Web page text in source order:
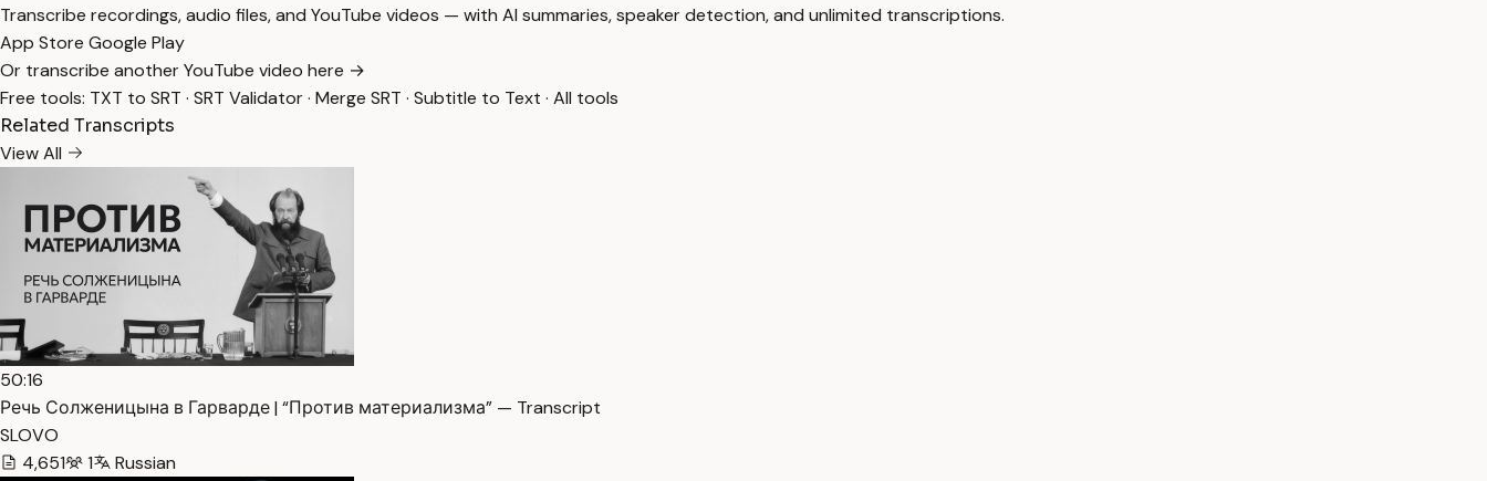
Transcribe recordings, audio files, and YouTube videos — with AI summaries, speaker detection, and unlimited transcriptions.
App Store Google Play
Or transcribe another YouTube video here →
Free tools: TXT to SRT · SRT Validator· Merge SRT · Subtitle to Text · All tools
Related Transcripts
View All
50:16
Речь Солженицына в Гарварде | “Против материализма” — Transcript
SLOVO
4,651
1 Russian